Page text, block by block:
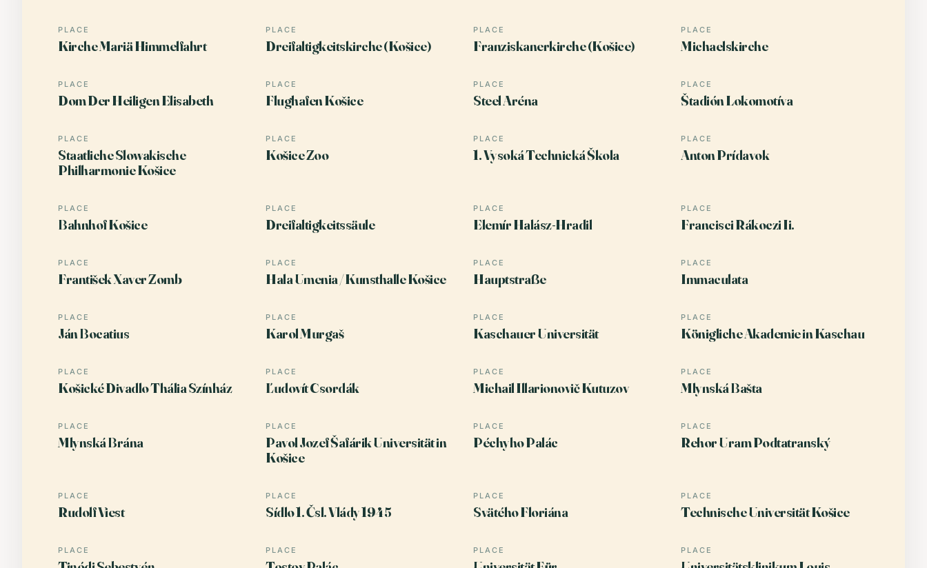
PLACE
Kirche Mariä Himmelfahrt
PLACE
Dreifaltigkeitskirche (Košice)
PLACE
Franziskanerkirche (Košice)
PLACE
Michaelskirche
PLACE
Dom Der Heiligen Elisabeth
PLACE
Flughafen Košice
PLACE
Steel Aréna
PLACE
Štadión Lokomotíva
PLACE
Staatliche Slowakische
Philharmonie Košice
PLACE
Košice Zoo
PLACE
1. Vysoká Technická Škola
PLACE
Anton Prídavok
PLACE
Bahnhof Košice
PLACE
Dreifaltigkeitssäule
PLACE
Elemír Halász-Hradil
PLACE
Francisci Rákoczi Ii.
PLACE
František Xaver Zomb
PLACE
Hala Umenia / Kunsthalle Košice
PLACE
Hauptstraße
PLACE
Immaculata
PLACE
Ján Bocatius
PLACE
Karol Murgaš
PLACE
Kaschauer Universität
PLACE
Königliche Akademie in Kaschau
PLACE
Košické Divadlo Thália Színház
PLACE
Ľudovít Csordák
PLACE
Michail Illarionovič Kutuzov
PLACE
Mlynská Bašta
PLACE
Mlynská Brána
PLACE
Pavol Jozef Šafárik Universität in
Košice
PLACE
Péchyho Palác
PLACE
Rehor Uram Podtatranský
PLACE
Rudolf Viest
PLACE
Sídlo 1. Čsl. Vlády 1945
PLACE
Svätého Floriána
PLACE
Technische Universität Košice
PLACE PLACE PLACE PLACE